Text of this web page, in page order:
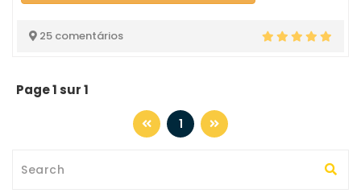
25 comentários
Page 1 sur 1
1